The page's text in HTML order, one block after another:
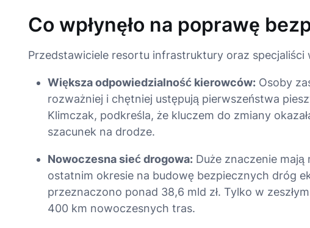
Co wpłynęło na poprawę
Przedstawiciele resortu infrastruktury oraz specjaliści
Większa odpowiedzialność kierowców:Osoby
rozważniej i chętniej ustępują pierwszeństwa
Klimczak, podkreśla, że kluczem do zmiany
szacunek na drodze.
Nowoczesna sieć drogowa:Duże znaczenie
ostatnim okresie na budowę bezpiecznych dróg
przeznaczono ponad 38,6 mld zł. Tylko w
400 km nowoczesnych tras.